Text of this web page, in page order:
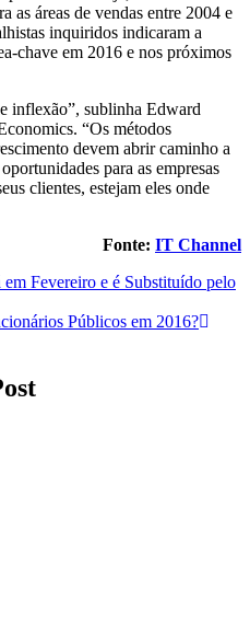
as áreas de vendas entre 2004 e
inquiridos indicaram a
chave em 2016 e nos próximos
inflexão”, sublinha Edward
“Os métodos
devem abrir caminho a
para as empresas
clientes, estejam eles onde
Fonte: IT Channel
Fevereiro e é Substituído pelo
Públicos em 2016?